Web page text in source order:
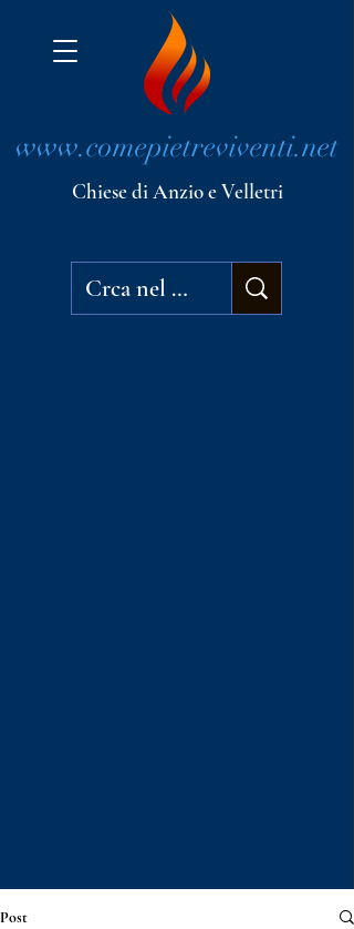
www.comepietreviventi.net
Chiese di Anzio e Velletri
Post